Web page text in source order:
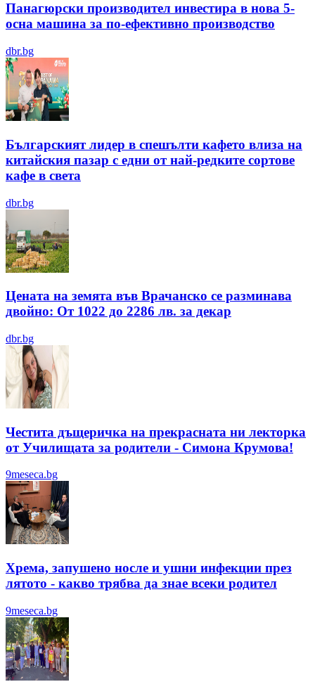
Панагюрски производител инвестира в нова 5-
осна машина за по-ефективно производство
dbr.bg
Българският лидер в спешълти кафето влиза на
китайския пазар с едни от най-редките сортове
кафе в света
dbr.bg
Цената на земята във Врачанско се разминава
двойно: От 1022 до 2286 лв. за декар
dbr.bg
Честита дъщеричка на прекрасната ни лекторка
от Училищата за родители - Симона Крумова!
9meseca.bg
Хрема, запушено носле и ушни инфекции през
лятотo - какво трябва да знае всеки родител
9meseca.bg